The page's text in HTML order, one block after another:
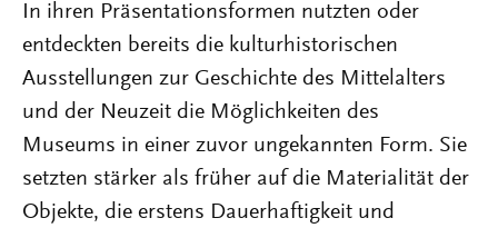
In ihren Präsentationsformen nutzten oder
entdeckten bereits die kulturhistorischen
Ausstellungen zur Geschichte des Mittelalters
und der Neuzeit die Möglichkeiten des
Museums in einer zuvor ungekannten Form. Sie
setzten stärker als früher auf die Materialität der
Objekte, die erstens Dauerhaftigkeit und